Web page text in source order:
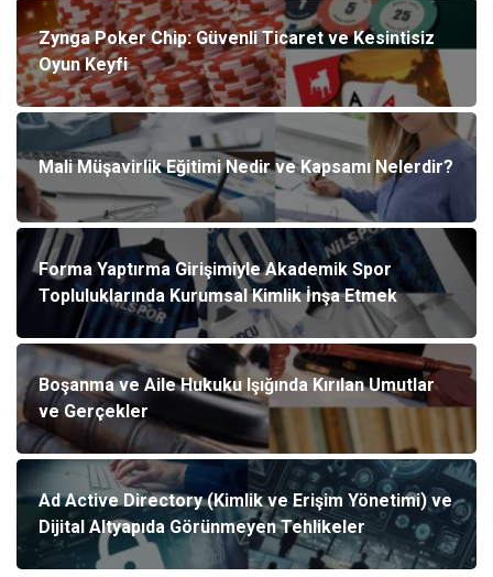
Zynga Poker Chip: Güvenli Ticaret ve Kesintisiz
Oyun Keyfi
Mali Müşavirlik Eğitimi Nedir ve Kapsamı Nelerdir?
Forma Yaptırma Girişimiyle Akademik Spor
Topluluklarında Kurumsal Kimlik İnşa Etmek
Boşanma ve Aile Hukuku Işığında Kırılan Umutlar
ve Gerçekler
Ad Active Directory (Kimlik ve Erişim Yönetimi) ve
Dijital Altyapıda Görünmeyen Tehlikeler